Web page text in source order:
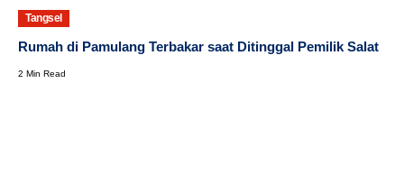
Tangsel
Rumah di Pamulang Terbakar saat Ditinggal Pemilik Salat
2 Min Read